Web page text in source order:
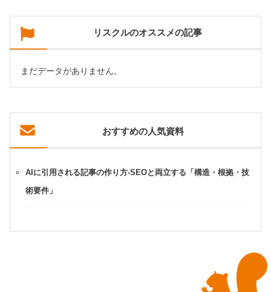
リスクルのオススメの記事
まだデータがありません。
おすすめの人気資料
AIに引用される記事の作り方-SEOと両立する「構造・根拠・技
術要件」